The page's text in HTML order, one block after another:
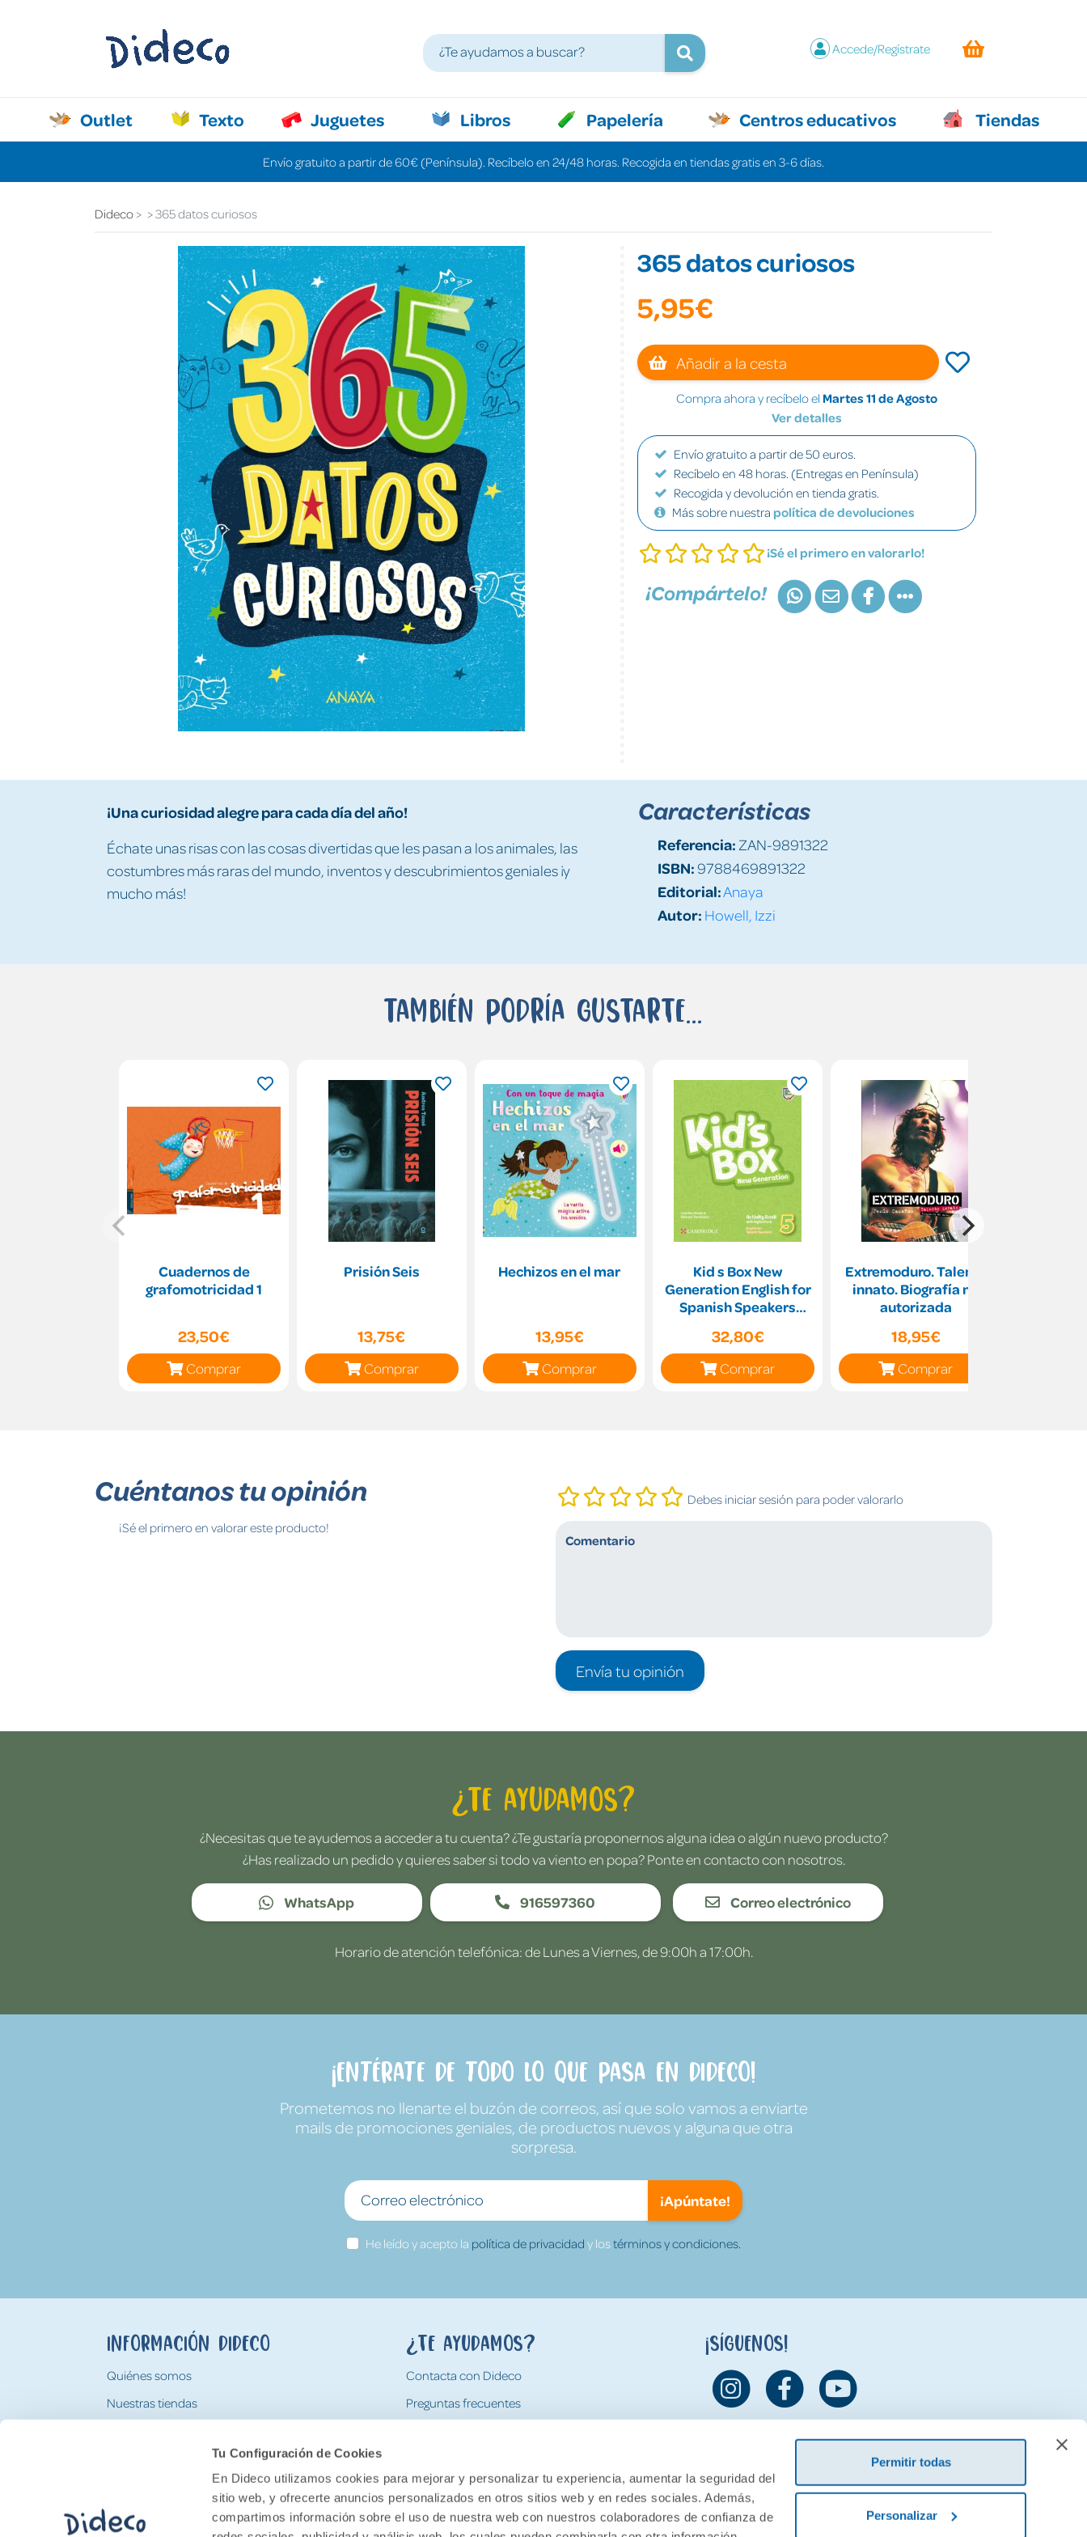
Tu Configuración de Cookies
En Dideco utilizamos cookies para mejorar y personalizar tu experiencia, aumentar la seguridad del
sitio web, y ofrecerte anuncios personalizados en otros sitios web y en redes sociales. Además,
compartimos información sobre el uso de nuestra web con nuestros colaboradores de confianza de
Permitir todas
Personalizar
Accede/Regístrate
Outlet Texto Juguetes Libros Papelería Centros educativos Tiendas
Envío gratuito a partir de 60€ (Península). Recíbelo en 24/48 horas. Recogida en tiendas gratis en 3-6 días.
Dideco 365 datos curiosos
365 datos curiosos
5,95€
Añadir a la cesta
Compra ahora y recíbelo el Martes 11 de Agosto
Ver detalles
Envío gratuito a partir de 50 euros.
Recíbelo en 48 horas. (Entregas en Península)
Recogida y devolución en tienda gratis.
Más sobre nuestra política de devoluciones
¡Sé el primero en valorarlo!
¡Compártelo!
¡Una curiosidad alegre para cada día del año!
Échate unas risas con las cosas divertidas que les pasan a los animales, las
costumbres más raras del mundo, inventos y descubrimientos geniales ¡y
mucho más!
Características
Referencia: ZAN-9891322
ISBN:9788469891322
Editorial:Anaya
Autor: Howell, Izzi
También podría gustarte...
Cuadernos de
grafomotricidad 1
23,50€
Comprar
Prisión Seis
13,75€
Comprar
Hechizos en el mar
13,95€
Comprar
Kid s Box New
Generation English for
Spanish Speakers
with
32,80€
Comprar
Extremoduro. Talento
innato. Biografía no
autorizada
18,95€
Comprar
Cuéntanos tu opinión
¡Sé el primero en valorar este producto!
Debes iniciar sesión para poder valorarlo
Envía tu opinión
¿Te ayudamos?
¿Necesitas que te ayudemos a acceder a tu cuenta? ¿Te gustaría proponernos alguna idea o algún nuevo producto?
¿Has realizado un pedido y quieres saber si todo va viento en popa? Ponte en contacto con nosotros.
WhatsApp 916597360 Correo electrónico
Horario de atención telefónica: de Lunes a Viernes, de 9:00h a 17:00h.
¡Entérate de todo lo que pasa en Dideco!
Prometemos no llenarte el buzón de correos, así que solo vamos a enviarte
mails de promociones geniales, de productos nuevos y alguna que otra
sorpresa.
¡Apúntate!
He leído y acepto la política de privacidad y lostérminos y condiciones.
Información Dideco
Quiénes somos
Nuestras tiendas
Tarjeta Regalo Dideco
¿Te ayudamos?
Contacta con Dideco
Preguntas frecuentes
Devoluciones
¡Síguenos!